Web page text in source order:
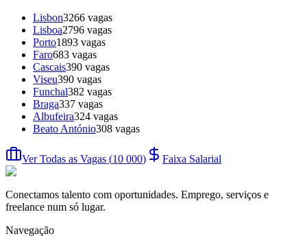
Lisbon3266 vagas
Lisboa2796 vagas
Porto1893 vagas
Faro683 vagas
Cascais390 vagas
Viseu390 vagas
Funchal382 vagas
Braga337 vagas
Albufeira324 vagas
Beato António308 vagas
Ver Todas as Vagas (10 000) Faixa Salarial
Conectamos talento com oportunidades. Emprego, serviços e
freelance num só lugar.
Navegação